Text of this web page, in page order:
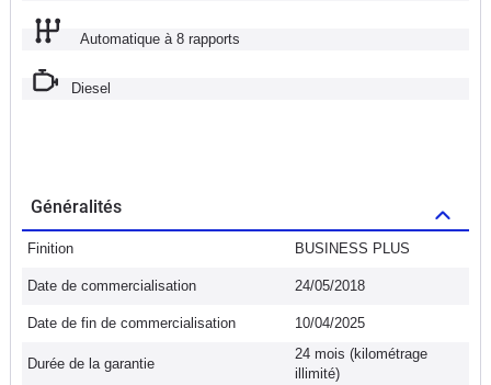
Automatique à 8 rapports
Diesel
Généralités
Finition BUSINESS PLUS
Date de commercialisation 24/05/2018
Date de fin de commercialisation 10/04/2025
Durée de la garantie
24 mois (kilométrage
illimité)